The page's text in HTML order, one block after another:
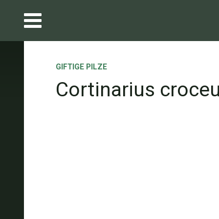
GIFTIGE PILZE
Cortinarius